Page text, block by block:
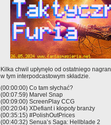
Kilka chwil upłynęło od ostatniego
w tym interpodcastowym składzie.
(00:00:00) Co tam słychać?
(00:07:59) Marvel Snap
(00:09:00) ScreenPlay CCG
(00:20:04) XDefiant i kłopoty branży
(00:35:15) #PolishOutPrices
(00:40:32) Senua’s Saga: Hellblade 2